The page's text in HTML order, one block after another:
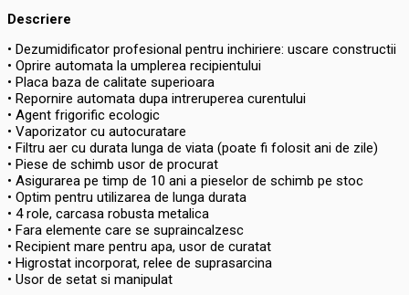
Descriere
• Dezumidificator profesional pentru inchiriere: uscare constructii
• Oprire automata la umplerea recipientului
• Placa baza de calitate superioara
• Repornire automata dupa intreruperea curentului
• Agent frigorific ecologic
• Vaporizator cu autocuratare
• Filtru aer cu durata lunga de viata (poate fi folosit ani de zile)
• Piese de schimb usor de procurat
• Asigurarea pe timp de 10 ani a pieselor de schimb pe stoc
• Optim pentru utilizarea de lunga durata
• 4 role, carcasa robusta metalica
• Fara elemente care se supraincalzesc
• Recipient mare pentru apa, usor de curatat
• Higrostat incorporat, relee de suprasarcina
• Usor de setat si manipulat